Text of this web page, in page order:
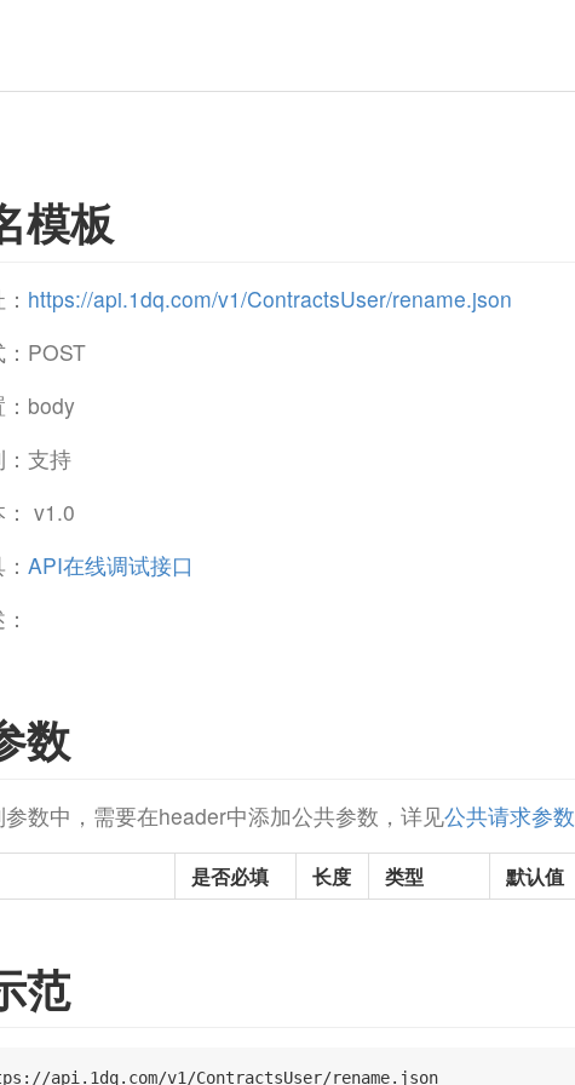
模板
https://api.1dq.com/v1/ContractsUser/rename.json
POST
body
支持
v1.0
API在线调试接口
数
参数中，需要在header中添加公共参数，详见公共请求参数
是否必填 长度 类型 默认值
范
api.1dq.com/v1/ContractsUser/rename.json